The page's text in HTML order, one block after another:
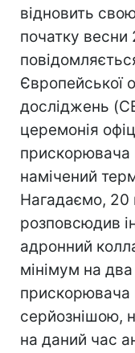
відновить
початку весни
Європейської
досліджень
церемонія
прискорювача
намічений
Нагадаємо, 20
розповсюдив
адронний
мінімум на
прискорювача
серйознішою,
на даний час